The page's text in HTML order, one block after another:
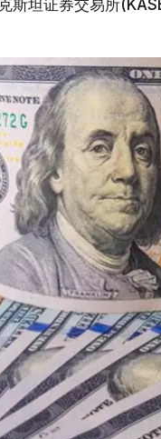
斯坦证券交易所